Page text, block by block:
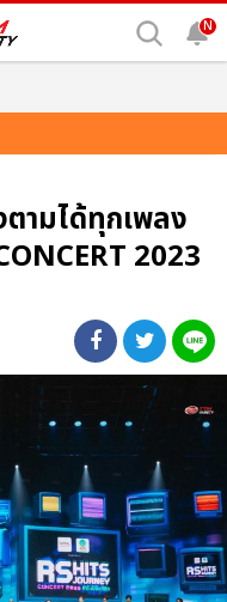
N
ามได้ทุกเพลง
2023